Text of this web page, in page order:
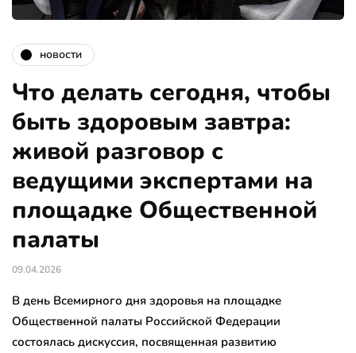
новости
Что делать сегодня, чтобы
быть здоровым завтра:
живой разговор с
ведущими экспертами на
площадке Общественной
палаты
09.04.2026
В день Всемирного дня здоровья на площадке
Общественной палаты Российской Федерации
состоялась дискуссия, посвященная развитию